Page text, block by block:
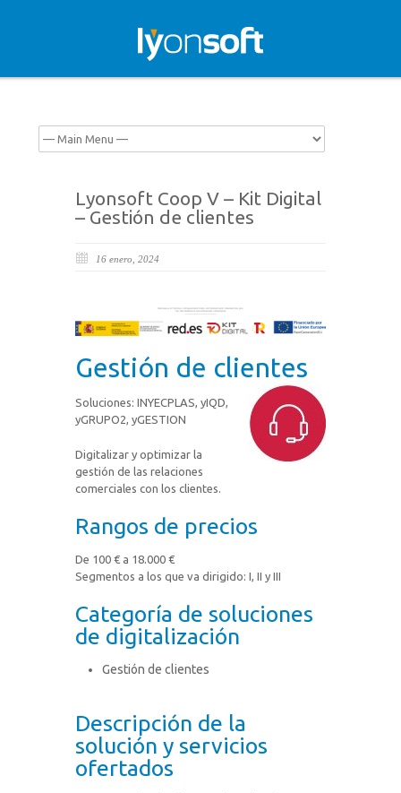
Lyonsoft Coop V – Kit Digital
– Gestión de clientes
16 enero, 2024
Gestión de clientes
Soluciones: INYECPLAS, yIQD,
yGRUPO2, yGESTION
Digitalizar y optimizar la
gestión de las relaciones
comerciales con los clientes.
Rangos de precios
De 100 € a 18.000 €
Segmentos a los que va dirigido: I, II y III
Categoría de soluciones
de digitalización
Gestión de clientes
Descripción de la
solución y servicios
ofertados